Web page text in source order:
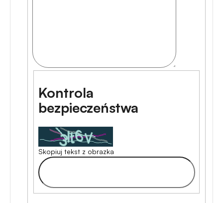
Kontrola
bezpieczeństwa
Skopiuj tekst z obrazka